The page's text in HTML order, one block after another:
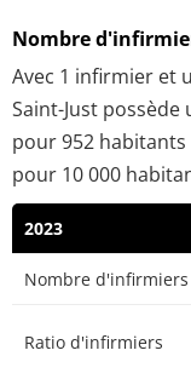
Nombre
Avec 1 infirmier et
Saint-Just
pour 952
pour 10 000
2023
Nombre d'infirmiers
Ratio d'infirmiers